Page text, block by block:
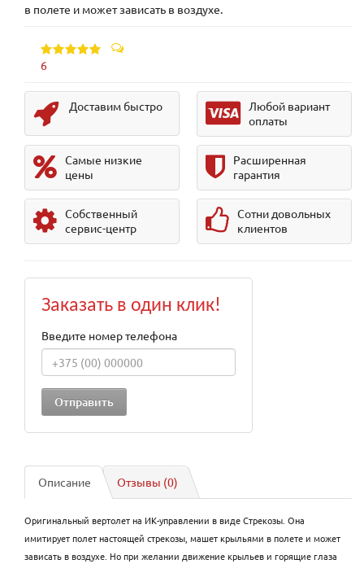
в полете и может зависать в воздухе.
6
Доставим быстро
Любой вариант
оплаты
Самые низкие
цены
Расширенная
гарантия
Собственный
сервис-центр
Сотни довольных
клиентов
Заказать в один клик!
Введите номер телефона
Описание Отзывы (0)
Оригинальный вертолет на ИК-управлении в виде Стрекозы. Она
имитирует полет настоящей стрекозы, машет крыльями в полете и может
зависать в воздухе. Но при желании движение крыльев и горящие глаза